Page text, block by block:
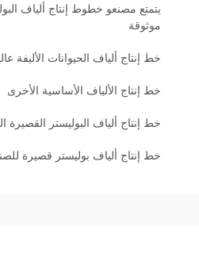
يتمتع مصنعو خطوط إنتاج ألياف
موثوقة
خط إنتاج ألياف الحيوانات الأليفة
خط إنتاج الألياف الأساسية الأخرى
خط إنتاج ألياف البوليستر القصيرة
خط إنتاج ألياف بوليستر قصيرة